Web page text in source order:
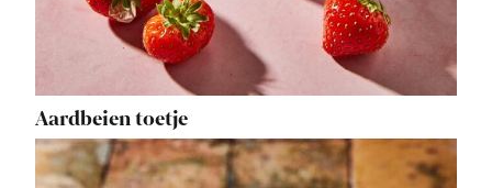
Aardbeien toetje